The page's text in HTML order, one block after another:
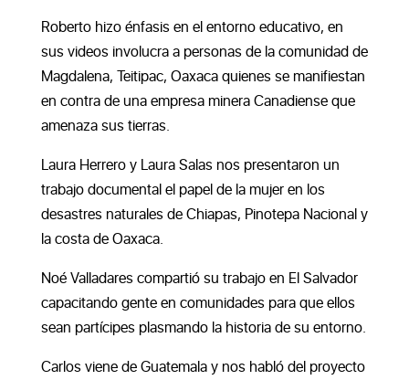
Roberto hizo énfasis en el entorno educativo, en
sus videos involucra a personas de la comunidad de
Magdalena, Teitipac, Oaxaca quienes se manifiestan
en contra de una empresa minera Canadiense que
amenaza sus tierras.
Laura Herrero y Laura Salas nos presentaron un
trabajo documental el papel de la mujer en los
desastres naturales de Chiapas, Pinotepa Nacional y
la costa de Oaxaca.
Noé Valladares compartió su trabajo en El Salvador
capacitando gente en comunidades para que ellos
sean partícipes plasmando la historia de su entorno.
Carlos viene de Guatemala y nos habló del proyecto